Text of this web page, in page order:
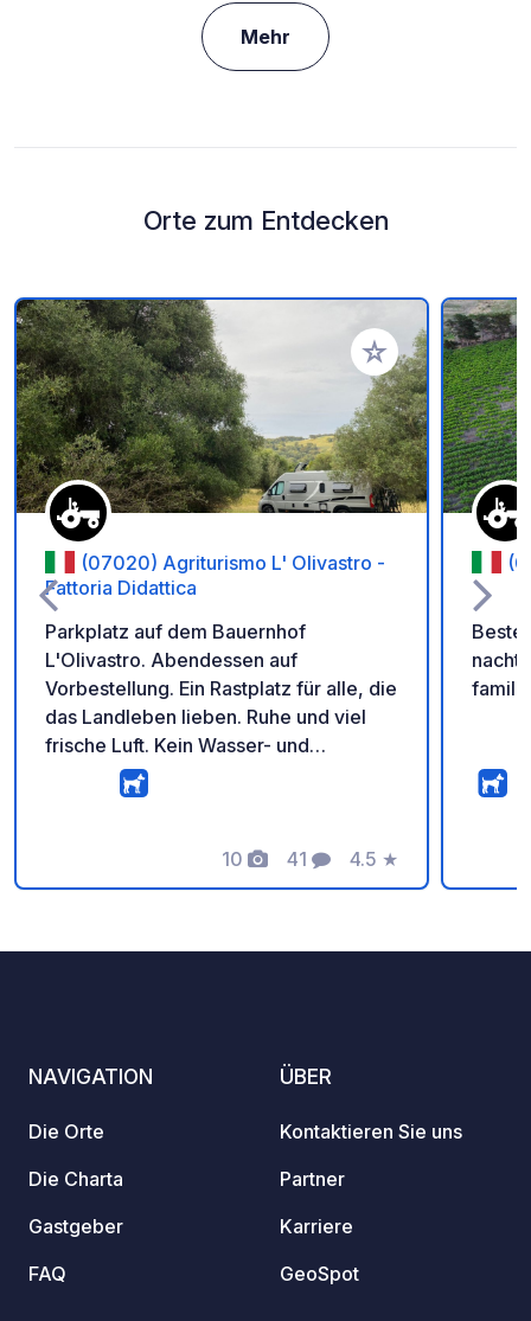
Mehr
Orte zum Entdecken
Zu Ihren Favoriten
(07020) Agriturismo L' Olivastro -
Fattoria Didattica
Parkplatz auf dem Bauernhof
L'Olivastro. Abendessen auf
Vorbestellung. Ein Rastplatz für alle, die
das Landleben lieben. Ruhe und viel
frische Luft. Kein Wasser- und
Stromanschluss. Willkommen auf dem
Bauernhof L'Olivastro. Umgeben von
Parken Sie kostenlos und im Schatten
mit Ihrem Wohnmobil. Genießen Sie
10
Fotos
41
Kommentare
4.5
Bewertung
★
nacht
familie
NAVIGATION
Die Orte
Die Charta
Gastgeber
FAQ
ÜBER
Kontaktieren Sie uns
Partner
Karriere
GeoSpot